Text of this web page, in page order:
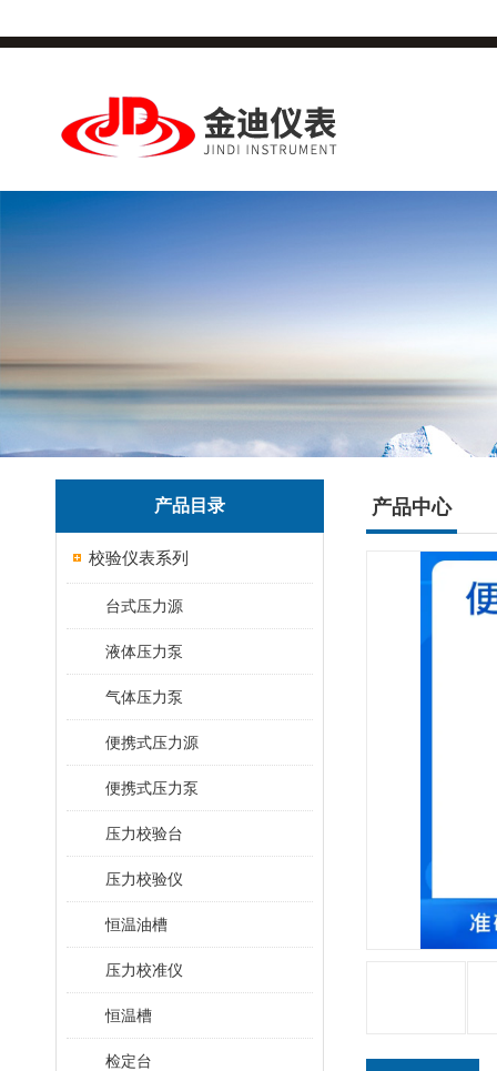
产品目录
校验仪表系列
台式压力源
液体压力泵
气体压力泵
便携式压力源
便携式压力泵
压力校验台
压力校验仪
恒温油槽
压力校准仪
恒温槽
检定台
产品中心